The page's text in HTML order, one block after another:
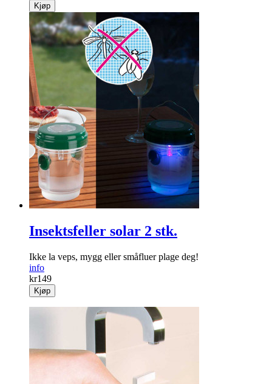
Kjøp
Insektsfeller solar 2 stk.
Ikke la veps, mygg eller småfluer plage deg!
info
kr149
Kjøp